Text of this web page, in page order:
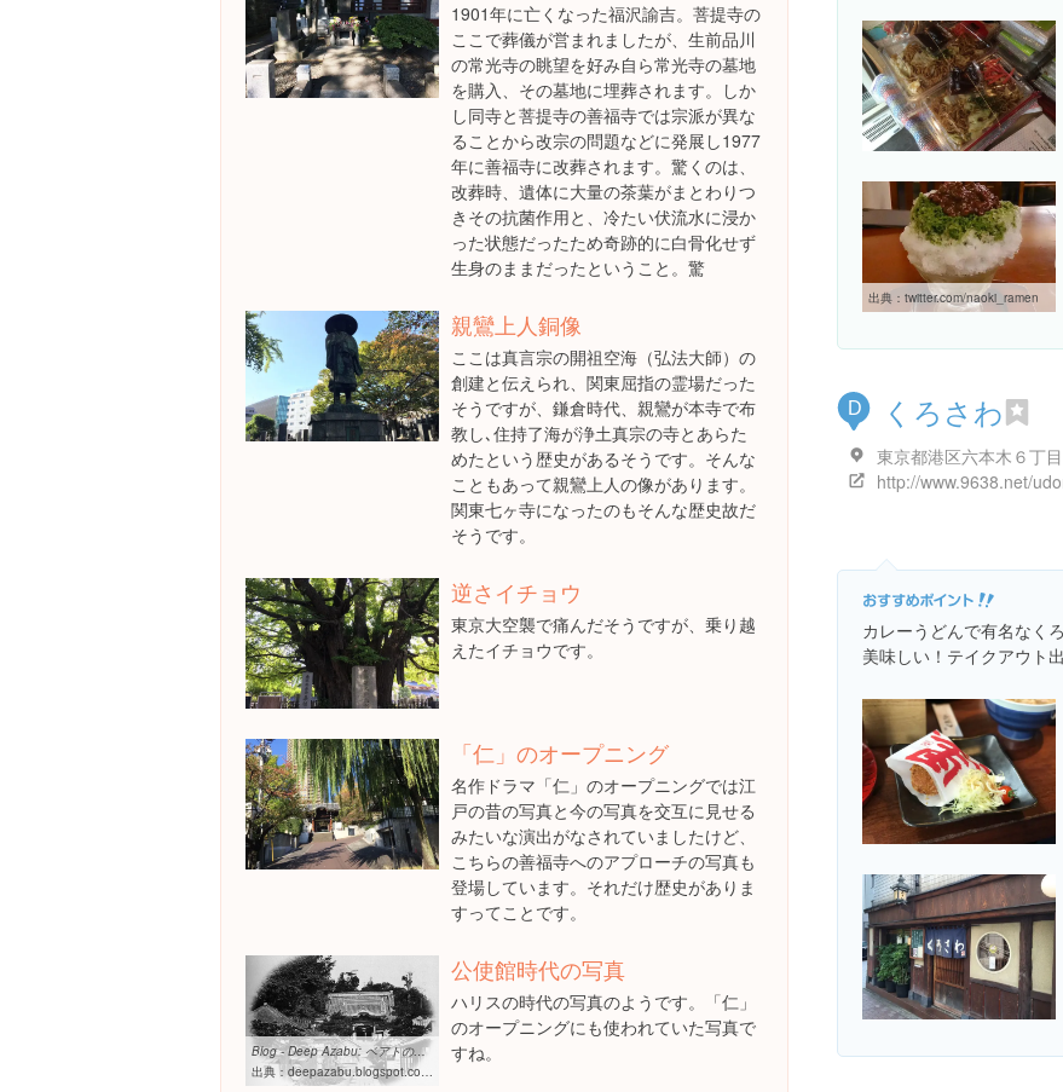
1901年に亡くなった福沢諭吉。菩提寺の
ここで葬儀が営まれましたが、生前品川
の常光寺の眺望を好み自ら常光寺の墓地
を購入、その墓地に埋葬されます。しか
し同寺と菩提寺の善福寺では宗派が異な
ることから改宗の問題などに発展し1977
年に善福寺に改葬されます。驚くのは、
改葬時、遺体に大量の茶葉がまとわりつ
きその抗菌作用と、冷たい伏流水に浸か
った状態だったため奇跡的に白骨化せず
生身のままだったということ。驚
親鸞上人銅像
ここは真言宗の開祖空海（弘法大師）の
創建と伝えられ、関東屈指の霊場だった
そうですが、鎌倉時代、親鸞が本寺で布
教し､住持了海が浄土真宗の寺とあらた
めたという歴史があるそうです。そんな
こともあって親鸞上人の像があります。
関東七ヶ寺になったのもそんな歴史故だ
そうです。
逆さイチョウ
東京大空襲で痛んだそうですが、乗り越
えたイチョウです。
「仁」のオープニング
名作ドラマ「仁」のオープニングでは江
戸の昔の写真と今の写真を交互に見せる
みたいな演出がなされていましたけど、
こちらの善福寺へのアプローチの写真も
登場しています。それだけ歴史がありま
すってことです。
Blog - Deep Azabu: ベアトの麻布
出典： deepazabu.blogspot.com/2013/06/blog-post.html
公使館時代の写真
ハリスの時代の写真のようです。「仁」
のオープニングにも使われていた写真で
すね。
出典： twitter.com/naoki_ramen
D くろさわ
http://www.9638.net/
カレーうどんで有名なく
美味しい！テイクアウト